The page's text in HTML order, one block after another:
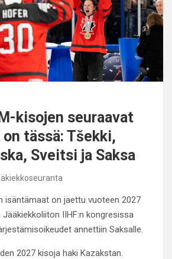
kisojen seuraavat
tässä: Tšekki,
Sveitsi ja Saksa
isäntämaat on jaettu vuoteen 2027
Jääkiekkoliiton IIHF:n kongresissa
annettiin Saksalle.
2027 kisoja haki Kazakstan.